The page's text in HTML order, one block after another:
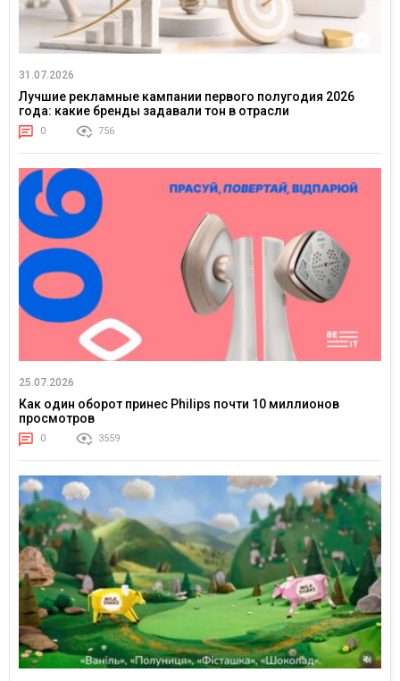
31.07.2026
Лучшие рекламные кампании первого полугодия 2026
года: какие бренды задавали тон в отрасли
0 756
25.07.2026
Как один оборот принес Philips почти 10 миллионов
просмотров
0 3559